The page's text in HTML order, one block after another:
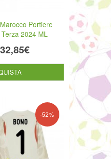
Portiere
2024 ML
32,85€
-52%